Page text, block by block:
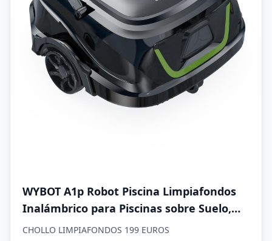
WYBOT A1p Robot Piscina Limpiafondos
Inalámbrico para Piscinas sobre Suelo,
Aspirador Automático, 120 Min
CHOLLO LIMPIAFONDOS 199 EUROS